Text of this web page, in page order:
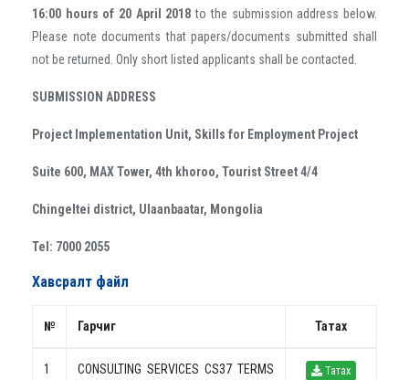
16:00 hours of 20 April 2018 to the submission address below.
Please note documents that papers/documents submitted shall
not be returned. Only short listed applicants shall be contacted.
SUBMISSION ADDRESS
Project Implementation Unit, Skills for Employment Project
Suite 600, MAX Tower, 4th khoroo, Tourist Street 4/4
Chingeltei district, Ulaanbaatar, Mongolia
Tel: 7000 2055
Хавсралт файл
№ Гарчиг Татах
1
CONSULTING SERVICES CS37 TERMS
Татах